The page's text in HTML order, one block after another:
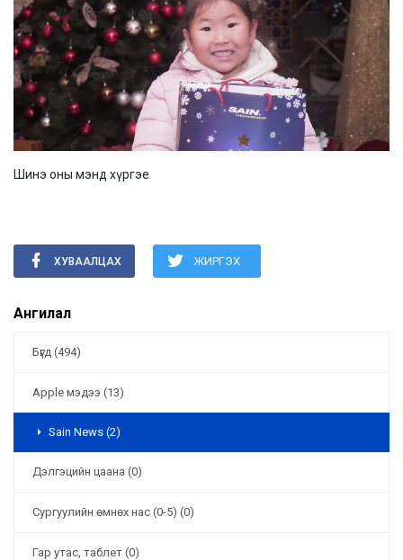
Шинэ оны мэнд хүргэе
ХУВААЛЦАХ ЖИРГЭХ
Ангилал
Бүгд (494)
Apple мэдээ (13)
Sain News (2)
Дэлгэцийн цаана (0)
Cургуулийн өмнөх нас (0-5) (0)
Гар утас, таблет (0)